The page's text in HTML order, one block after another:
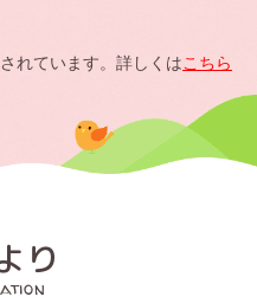
れています。詳しくはこちら
り